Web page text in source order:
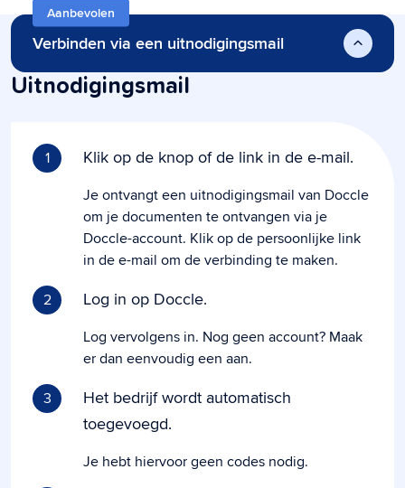
Aanbevolen
Verbinden via een uitnodigingsmail
Uitnodigingsmail
1 Klik op de knop of de link in de e-mail.
Je ontvangt een uitnodigingsmail van Doccle
om je documenten te ontvangen via je
Doccle-account. Klik op de persoonlijke link
in de e-mail om de verbinding te maken.
2
Log in op Doccle.
Log vervolgens in. Nog geen account? Maak
er dan eenvoudig een aan.
3
Het bedrijf wordt automatisch
toegevoegd.
Je hebt hiervoor geen codes nodig.